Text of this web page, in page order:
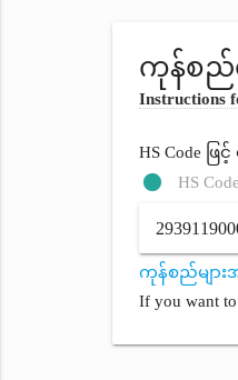
ကုန်စည်ရှ
Instructions
HS Code
HS Code
ကုန်စည်များ
If you want to